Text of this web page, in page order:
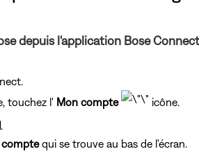
depuis l'application Bose
touchez l' Mon compte
icône.
comptequi se trouve au bas de l'écran.